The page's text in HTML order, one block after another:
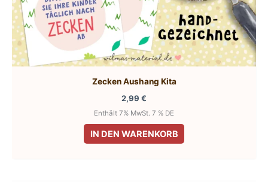
Zecken Aushang Kita
2,99 €
Enthält 7% MwSt. 7 % DE
IN DEN WARENKORB